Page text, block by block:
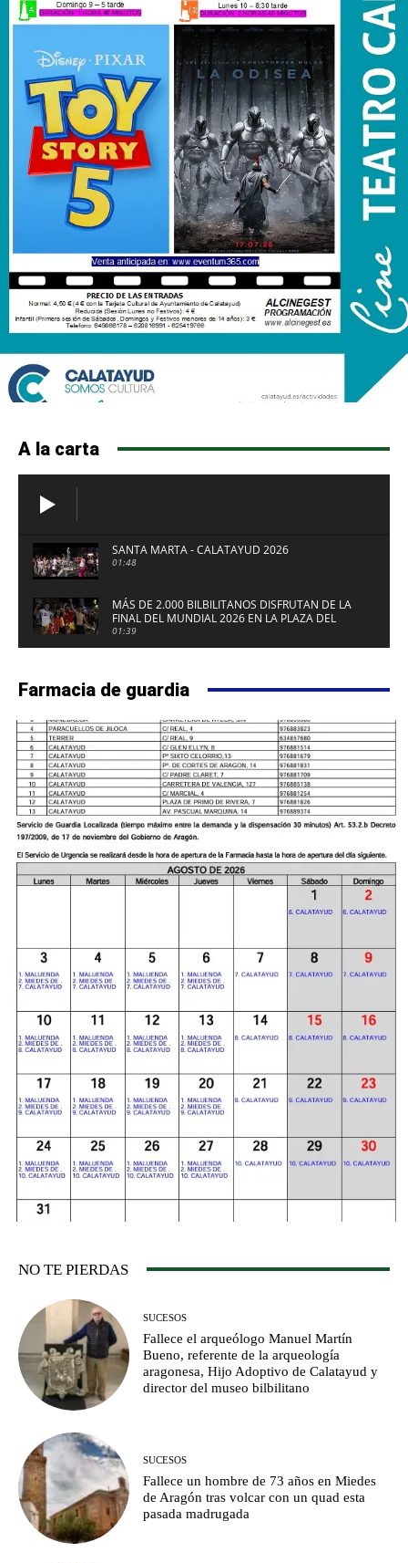
A la carta
SANTA MARTA - CALATAYUD 2026
01:48
MÁS DE 2.000 BILBILITANOS DISFRUTAN DE LA
FINAL DEL MUNDIAL 2026 EN LA PLAZA DEL
FUERTE DE CALATAYUD
01:39
Farmacia de guardia
NO TE PIERDAS
SUCESOS
Fallece el arqueólogo Manuel Martín
Bueno, referente de la arqueología
aragonesa, Hijo Adoptivo de Calatayud y
director del museo bilbilitano
SUCESOS
Fallece un hombre de 73 años en Miedes
de Aragón tras volcar con un quad esta
pasada madrugada